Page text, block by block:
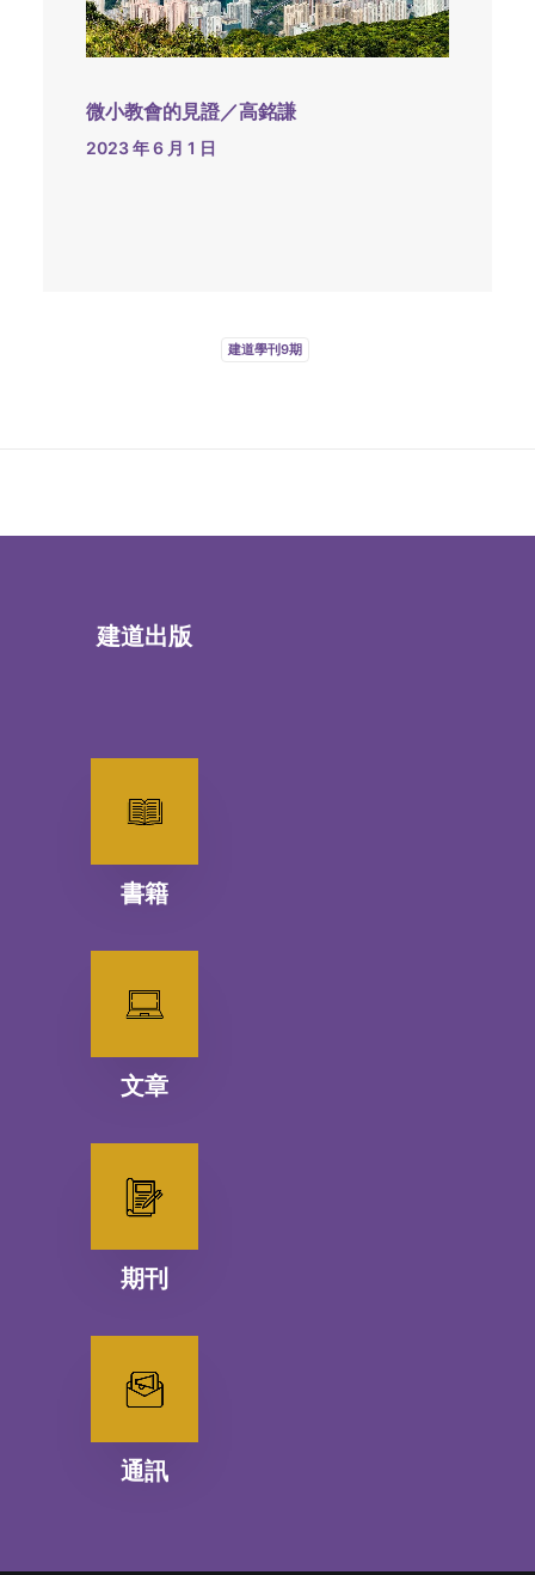
微小教會的見證／高銘謙
2023 年 6 月 1 日
建道學刊9期
建道出版
書籍
文章
期刊
通訊